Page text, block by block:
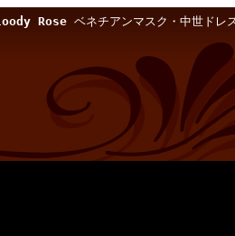
Rose ベネチアンマスク・中世ドレ